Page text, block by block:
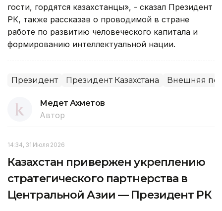
гости, гордятся казахстанцы», - сказал Президент
РК, также рассказав о проводимой в стране
работе по развитию человеческого капитала и
формированию интеллектуальной нации.
Президент Президент Казахстана Внешняя
Медет Ахметов
Автор
14:34, 31 Июля 2026
Казахстан привержен укреплению
стратегического партнерства в
Центральной Азии — Президент РК